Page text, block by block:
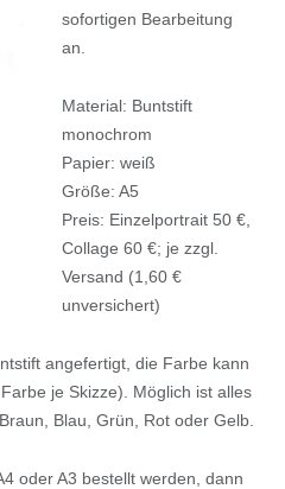
sofortigen Bearbeitung
an.
Material: Buntstift
monochrom
Papier: weiß
Größe: A5
Preis: Einzelportrait 50 €,
Collage 60 €; je zzgl.
Versand (1,60 €
unversichert)
angefertigt, die Farbe kann
je Skizze). Möglich ist alles
Blau, Grün, Rot oder Gelb.
oder A3 bestellt werden, dann